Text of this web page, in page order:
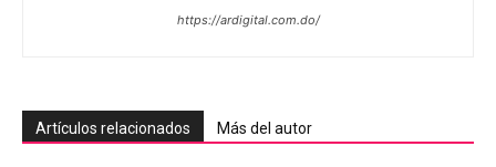
https://ardigital.com.do/
Artículos relacionados Más del autor